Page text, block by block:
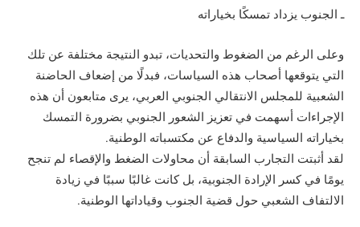
ـ الجنوب يزداد تمسكًا بخياراته
وعلى الرغم من الضغوط والتحديات، تبدو النتيجة مختلفة عن تلك
التي يتوقعها أصحاب هذه السياسات، فبدلًا من إضعاف الحاضنة
الشعبية للمجلس الانتقالي الجنوبي العربي، يرى متابعون أن هذه
الإجراءات أسهمت في تعزيز الشعور الجنوبي بضرورة التمسك
بخياراته السياسية والدفاع عن مكتسباته الوطنية.
لقد أثبتت التجارب السابقة أن محاولات الضغط والإقصاء لم تنجح
يومًا في كسر الإرادة الجنوبية، بل كانت غالبًا سببًا في زيادة
الالتفاف الشعبي حول قضية الجنوب وقياداتها الوطنية.